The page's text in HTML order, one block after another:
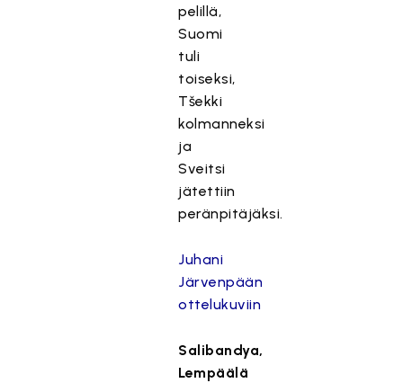
pelillä,
Suomi
tuli
toiseksi,
Tšekki
kolmanneksi
ja
Sveitsi
jätettiin
peränpitäjäksi.
Juhani
Järvenpään
ottelukuviin
Salibandya,
Lempäälä